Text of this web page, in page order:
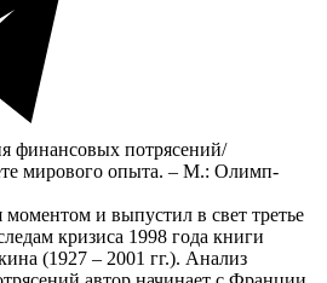
финансовых потрясений/
мирового опыта. – М.: Олимп-
моментом и выпустил в свет третье
кризиса 1998 года книги
(1927 – 2001 гг.). Анализ